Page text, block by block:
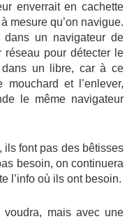
enverrait en cachette
mesure qu’on navigue.
un navigateur de
réseau pour détecter le
dans un libre, car à ce
et l’enlever,
le même navigateur
ils font pas des bêtisses
besoin, on continuera
l’info où ils ont besoin.
mais avec une